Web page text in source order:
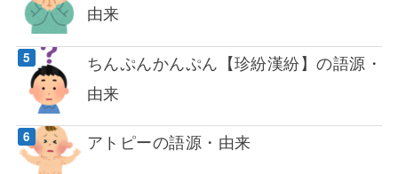
由来
ちんぷんかんぷん【珍紛漢紛】の語源・
由来
アトピーの語源・由来